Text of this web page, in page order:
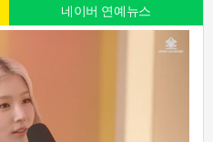
네이버 연예뉴스